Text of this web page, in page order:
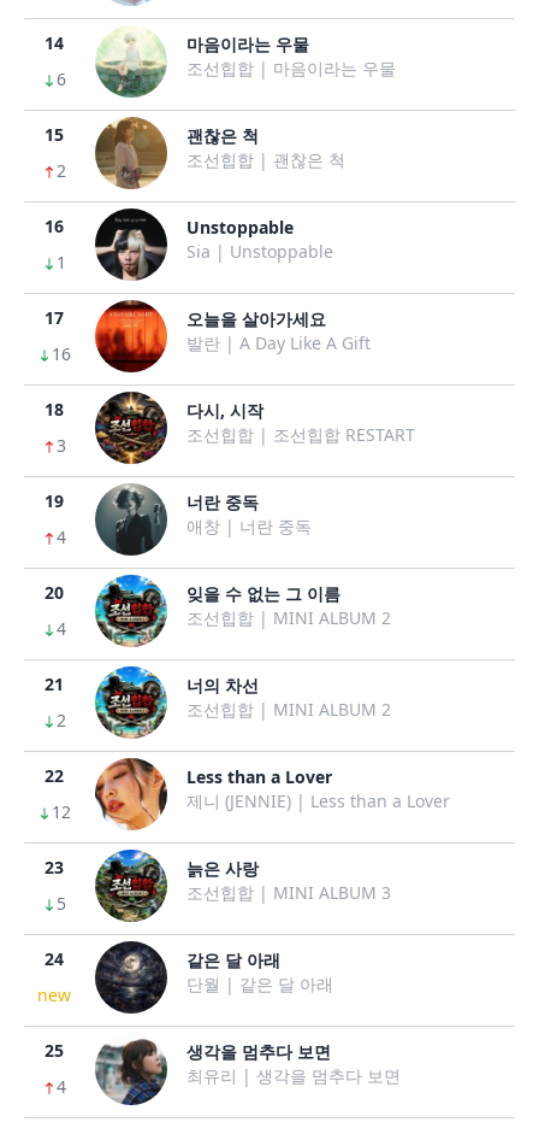
14
6
마음이라는 우물
조선힙합 | 마음이라는 우물
15
2
괜찮은 척
조선힙합 | 괜찮은 척
16
1
Unstoppable
Sia | Unstoppable
17
16
오늘을 살아가세요
발란 | A Day Like A Gift
18
3
다시, 시작
조선힙합 | 조선힙합 RESTART
19
4
너란 중독
애창 | 너란 중독
20
4
잊을 수 없는 그 이름
조선힙합 | MINI ALBUM 2
21
2
너의 차선
조선힙합 | MINI ALBUM 2
22
12
Less than a Lover
제니 (JENNIE) | Less than a Lover
23
5
늙은 사랑
조선힙합 | MINI ALBUM 3
24
new
같은 달 아래
단월 | 같은 달 아래
25
4
생각을 멈추다 보면
최유리 | 생각을 멈추다 보면